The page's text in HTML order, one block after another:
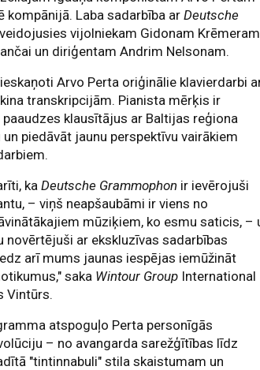
kompānijā. Laba sadarbība arDeutsche
vijolniekam Gidonam
un diriģentam Andrim Nelsonam.
Arvo Perta oriģinālie klavierdarbi
transkripcijām. Pianista mērķis ir
klausītājus ar Baltijas reģiona
piedāvāt jaunu perspektīvu vairākiem
kaDeutsche Grammophon ir ievērojuši
– viņš neapšaubāmi ir viens no
mūziķiem, ko esmu saticis, –
novērtējuši ar ekskluzīvas sadarbības
arī mums jaunas iespējas iemūžināt
saka Wintour Group International
Vintūrs.
atspoguļo Perta personīgās
– no avangarda sarežģītības līdz
"tintinnabuli" stila skaistumam un